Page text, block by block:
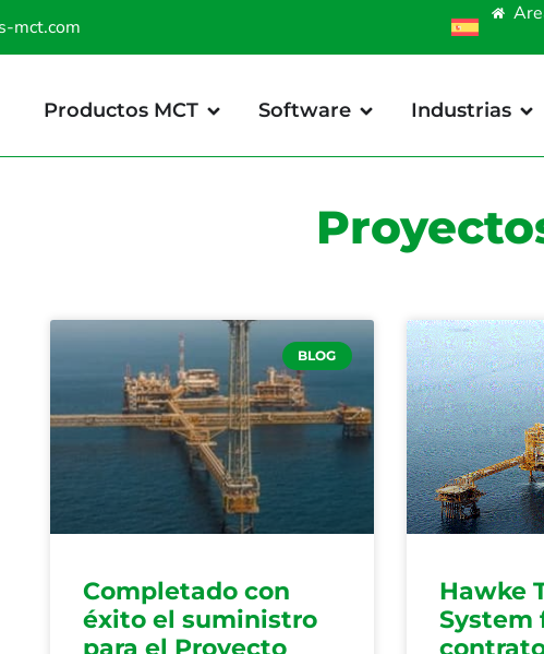
mct.com
Productos MCT Software Industrias
BLOG
Completado con
éxito el suministro
para el Proyecto
Hawke
System